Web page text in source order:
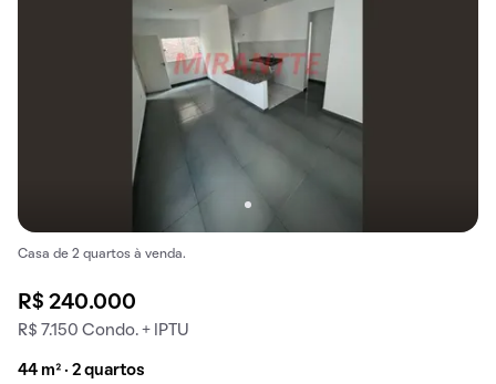
Casa de 2 quartos à venda.
R$ 240.000
R$ 7.150 Condo. + IPTU
44 m² · 2 quartos